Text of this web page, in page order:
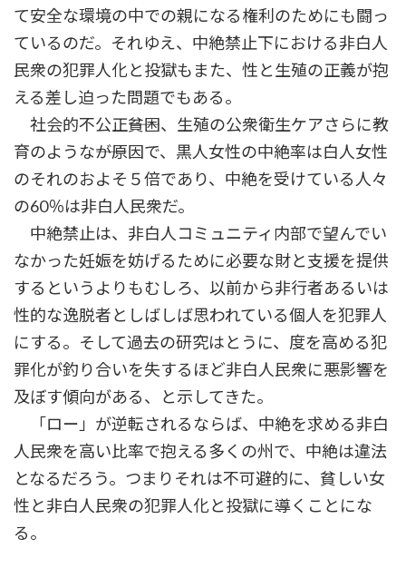
て安全な環境の中での親になる権利のためにも闘っ
ているのだ。それゆえ、中絶禁止下における非白人
民衆の犯罪人化と投獄もまた、性と生殖の正義が抱
える差し迫った問題でもある。
社会的不公正――貧困、生殖の公衆衛生ケアさらに教
育のような――が原因で、黒人女性の中絶率は白人女性
のそれのおよそ５倍であり、中絶を受けている人々
の60％は非白人民衆だ。
中絶禁止は、非白人コミュニティ内部で望んでい
なかった妊娠を妨げるために必要な財と支援を提供
するというよりもむしろ、以前から非行者あるいは
性的な逸脱者としばしば思われている個人を犯罪人
にする。そして過去の研究はとうに、度を高める犯
罪化が釣り合いを失するほど非白人民衆に悪影響を
及ぼす傾向がある、と示してきた。
「ロー」が逆転されるならば、中絶を求める非白
人民衆を高い比率で抱える多くの州で、中絶は違法
となるだろう。つまりそれは不可避的に、貧しい女
性と非白人民衆の犯罪人化と投獄に導くことにな
る。